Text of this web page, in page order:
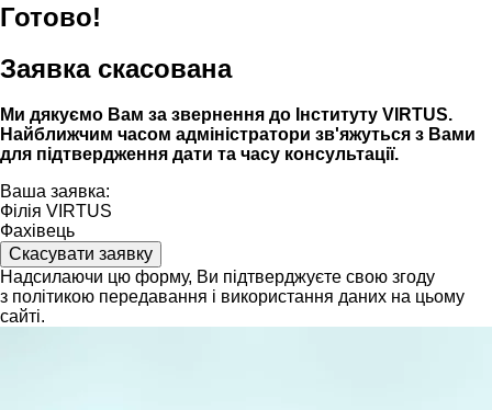
Готово!
Заявка скасована
Ми дякуємо Вам за звернення до Інституту VIRTUS.
Найближчим часом адмiнiстратори зв'яжуться з Вами
для пiдтвердження дати та часу консультацiï.
Ваша заявка:
Філія VIRTUS
Фахівець
Скасувати заявку
Надсилаючи цю форму, Ви підтверджуєте свою згоду
з політикою передавання і використання даних на цьому
сайті.